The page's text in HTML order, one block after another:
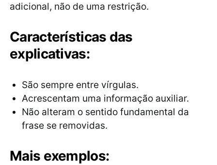
adicional, não de uma restrição.
Características das
explicativas:
São sempre entre vírgulas.
Acrescentam uma informação auxiliar.
Não alteram o sentido fundamental da
frase se removidas.
Mais exemplos: